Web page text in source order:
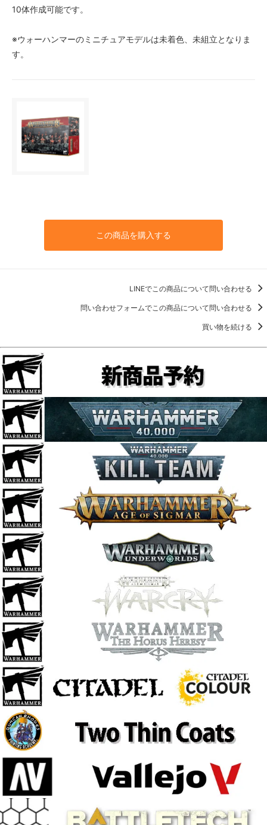
10体作成可能です。
※ウォーハンマーのミニチュアモデルは未着色、未組立となりま
す。
この商品を購入する
LINEでこの商品について問い合わせる
問い合わせフォームでこの商品について問い合わせる
買い物を続ける